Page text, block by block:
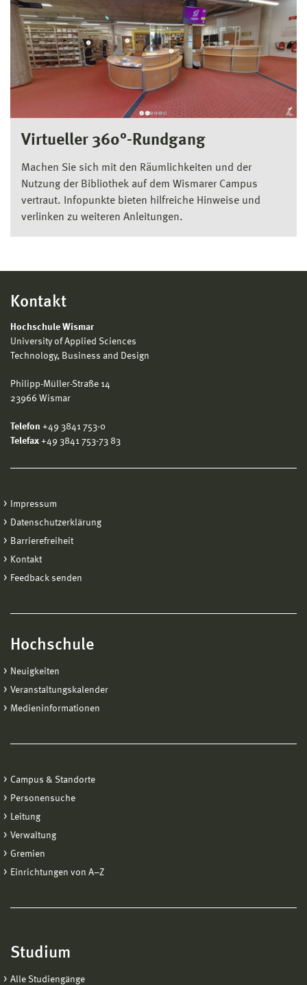
Virtueller 360°-Rundgang
Machen Sie sich mit den Räumlichkeiten und der
Nutzung der Bibliothek auf dem Wismarer Campus
vertraut. Infopunkte bieten hilfreiche Hinweise und
verlinken zu weiteren Anleitungen.
Kontakt
Hochschule Wismar
University of Applied Sciences
Technology, Business and Design
Philipp-Müller-Straße 14
23966 Wismar
Telefon +49 3841 753-0
Telefax +49 3841 753-73 83
Impressum
Datenschutzerklärung
Barrierefreiheit
Kontakt
Feedback senden
Hochschule
Neuigkeiten
Veranstaltungskalender
Medieninformationen
Campus & Standorte
Personensuche
Leitung
Verwaltung
Gremien
Einrichtungen von A−Z
Studium
Alle Studiengänge